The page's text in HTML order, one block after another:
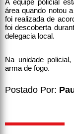
A equipe policial
área quando notou
foi realizada de
foi descoberta
delegacia local.
Na unidade
arma de fogo.
Postado Por: